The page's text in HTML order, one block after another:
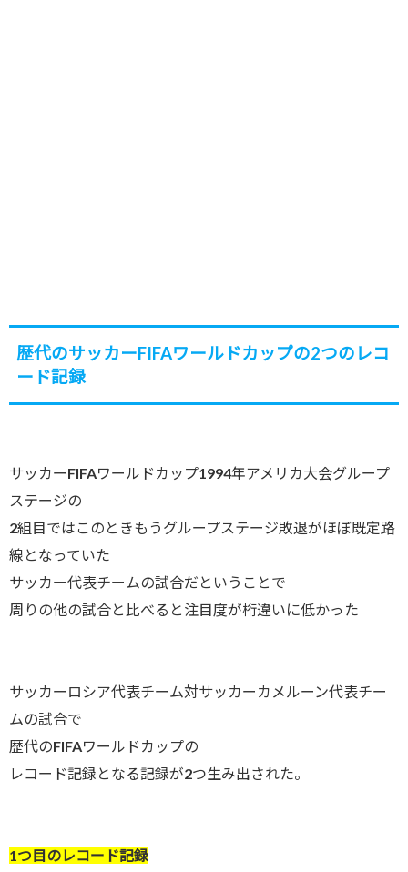
歴代のサッカーFIFAワールドカップの2つのレコ
ード記録
サッカーFIFAワールドカップ1994年アメリカ大会グループ
ステージの
2組目ではこのときもうグループステージ敗退がほぼ既定路
線となっていた
サッカー代表チームの試合だということで
周りの他の試合と比べると注目度が桁違いに低かった
サッカーロシア代表チーム対サッカーカメルーン代表チー
ムの試合で
歴代のFIFAワールドカップの
レコード記録となる記録が2つ生み出された。
1つ目のレコード記録